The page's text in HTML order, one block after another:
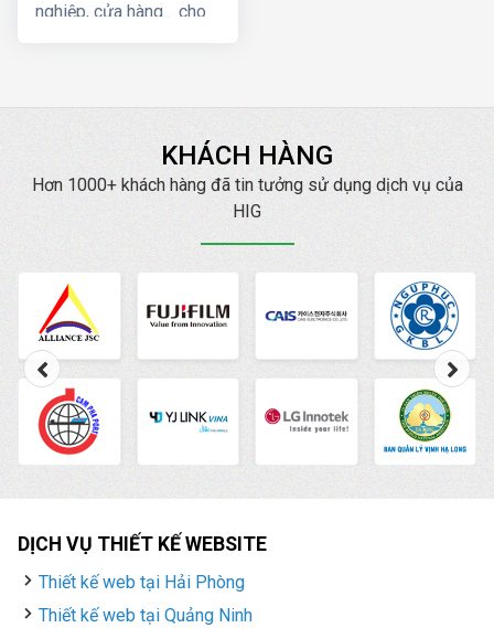
nghiệp, cửa hàng.. cho
nay. Dịch vụ quản trị
Fanpage Facebook hiệu
quả mang lại sự tăng
kiệm một cách đáng
kể. Công ty HIG chúng
tôi chuyên cung cấp cho
khách hàng giải pháp
quản trị chăm sóc
Fanpage Facebook uy
tín, chuyên nghiệp với
giá rẻ hàng đầu tại Việt
KHÁCH HÀNG
Hơn 1000+ khách hàng đã tin tưởng sử dụng dịch vụ của
HIG
DỊCH VỤ THIẾT KẾ WEBSITE
Thiết kế web tại Hải Phòng
Thiết kế web tại Quảng Ninh